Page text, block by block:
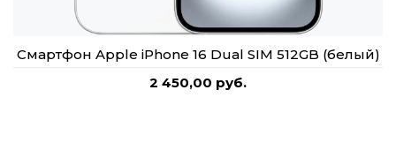
Смартфон Apple iPhone 16 Dual SIM 512GB (белый)
2 450,00 руб.